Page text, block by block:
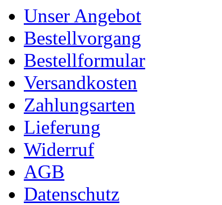
Unser Angebot
Bestellvorgang
Bestellformular
Versandkosten
Zahlungsarten
Lieferung
Widerruf
AGB
Datenschutz